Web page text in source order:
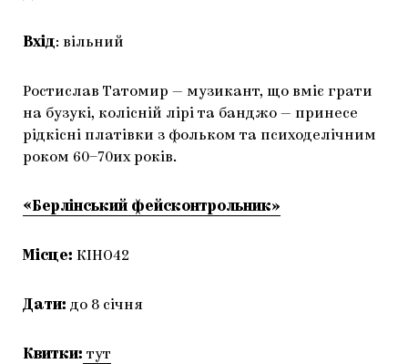
Вхід: вільний
Ростислав Татомир — музикант, що вміє грати
на бузукі, колісній лірі та банджо — принесе
рідкісні платівки з фольком та психоделічним
роком 60–70их років.
«Берлінський фейсконтрольник»
Місце: КІНО42
Дати: до 8 січня
Квитки: тут